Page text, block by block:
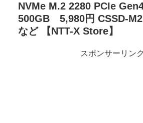
NVMe M.2 2280 PCIe
500GB 5,980円 CSSD-
など 【NTT-X Store】
スポンサーリンク